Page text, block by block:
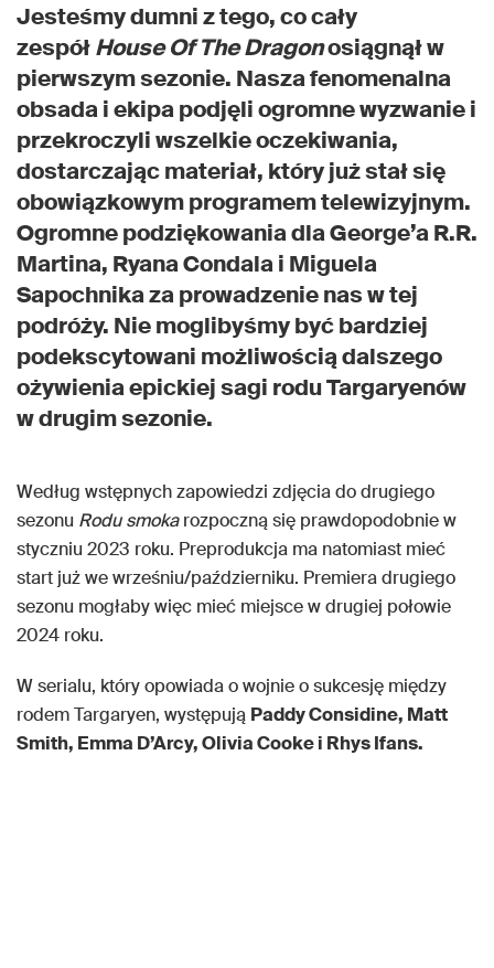
Jesteśmy dumni z tego, co cały
zespółHouse Of The Dragonosiągnął w
pierwszym sezonie. Nasza fenomenalna
obsada i ekipa podjęli ogromne wyzwanie i
przekroczyli wszelkie oczekiwania,
dostarczając materiał, który już stał się
obowiązkowym programem telewizyjnym.
Ogromne podziękowania dla George’a R.R.
Martina, Ryana Condala i Miguela
Sapochnika za prowadzenie nas w tej
podróży. Nie moglibyśmy być bardziej
podekscytowani możliwością dalszego
ożywienia epickiej sagi rodu Targaryenów
w drugim sezonie.
Według wstępnych zapowiedzi zdjęcia do drugiego
sezonu Rodu smokarozpoczną się prawdopodobnie w
styczniu 2023 roku. Preprodukcja ma natomiast mieć
start już we wrześniu/październiku. Premiera drugiego
sezonu mogłaby więc mieć miejsce w drugiej połowie
2024 roku.
W serialu, który opowiada o wojnie o sukcesję między
rodem Targaryen, występują Paddy Considine, Matt
Smith, Emma D’Arcy, Olivia Cooke i Rhys Ifans.